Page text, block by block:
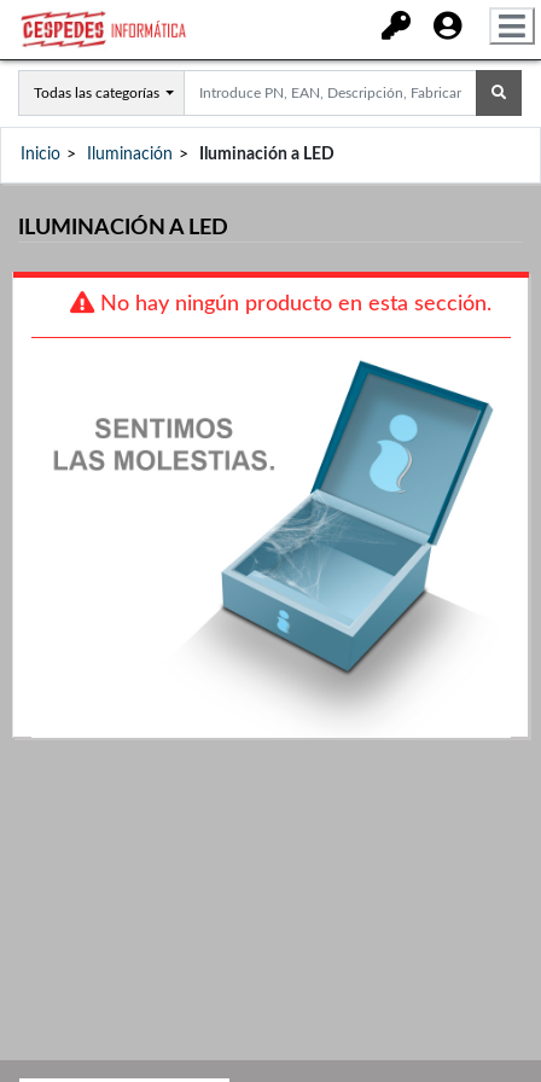
Todas las categorías
Inicio Iluminación Iluminación a LED
ILUMINACIÓN A LED
No hay ningún producto en esta sección.